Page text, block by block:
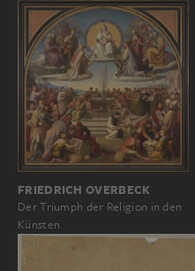
FRIEDRICH OVERBECK
Der Triumph der Religion in den
Künsten